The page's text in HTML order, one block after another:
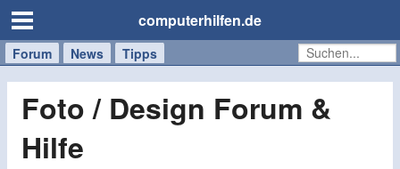
computerhilfen.de
Forum News Tipps
Handy
Windows
Mac
Foto / Design Forum &
Hilfe